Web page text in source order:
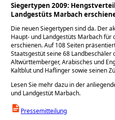
Siegertypen 2009:
Landgestüts Marbach
Die neuen Siegertypen sind da. Der
Haupt- und Landgestüts Marbach für
erschienen. Auf 108 Seiten
Staatsgestüt seine 68 Landbeschäler
Altwürttemberger, Arabisches und
Kaltblut und Haflinger sowie seinen
Lesen Sie mehr dazu in der
und Landgestüt Marbach.
Pressemitteilung